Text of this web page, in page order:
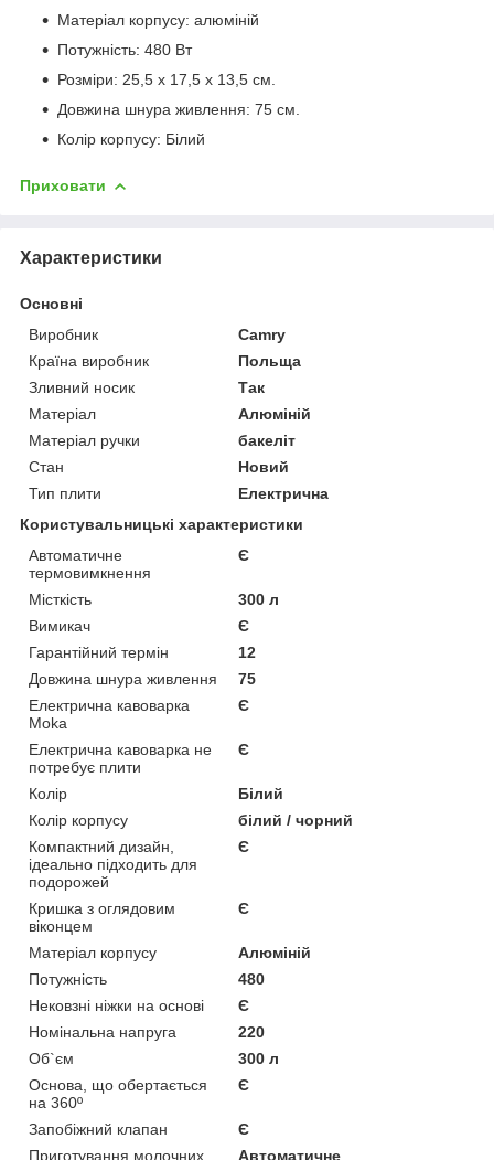
Матеріал корпусу: алюміній
Потужність: 480 Вт
Розміри: 25,5 х 17,5 х 13,5 см.
Довжина шнура живлення: 75 см.
Колір корпусу: Білий
Приховати
Характеристики
Основні
Виробник
Camry
Країна виробник
Польща
Зливний носик
Так
Матеріал
Алюміній
Матеріал ручки
бакеліт
Стан
Новий
Тип плити
Електрична
Користувальницькі характеристики
Автоматичне
термовимкнення
Є
Місткість
300 л
Вимикач
Є
Гарантійний термін
12
Довжина шнура живлення
75
Електрична кавоварка
Moka
Є
Електрична кавоварка не
потребує плити
Є
Колір
Білий
Колір корпусу
білий / чорний
Компактний дизайн,
ідеально підходить для
подорожей
Є
Кришка з оглядовим
віконцем
Є
Матеріал корпусу
Алюміній
Потужність
480
Нековзні ніжки на основі
Є
Номінальна напруга
220
Об`єм
300 л
Основа, що обертається
на 360º
Є
Запобіжний клапан
Є
Приготування молочних
Автоматичне